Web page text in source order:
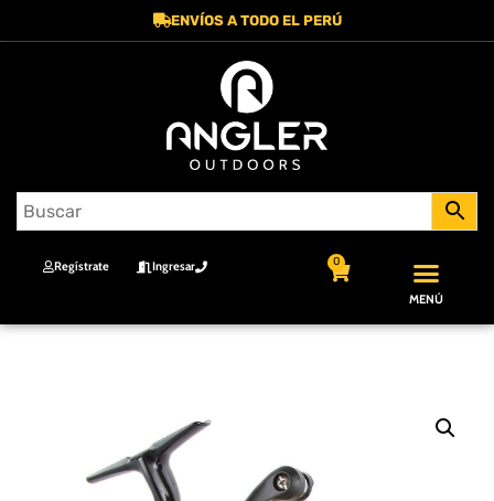
ENVÍOS A TODO EL PERÚ
Regístrate Ingresar 0
MENÚ